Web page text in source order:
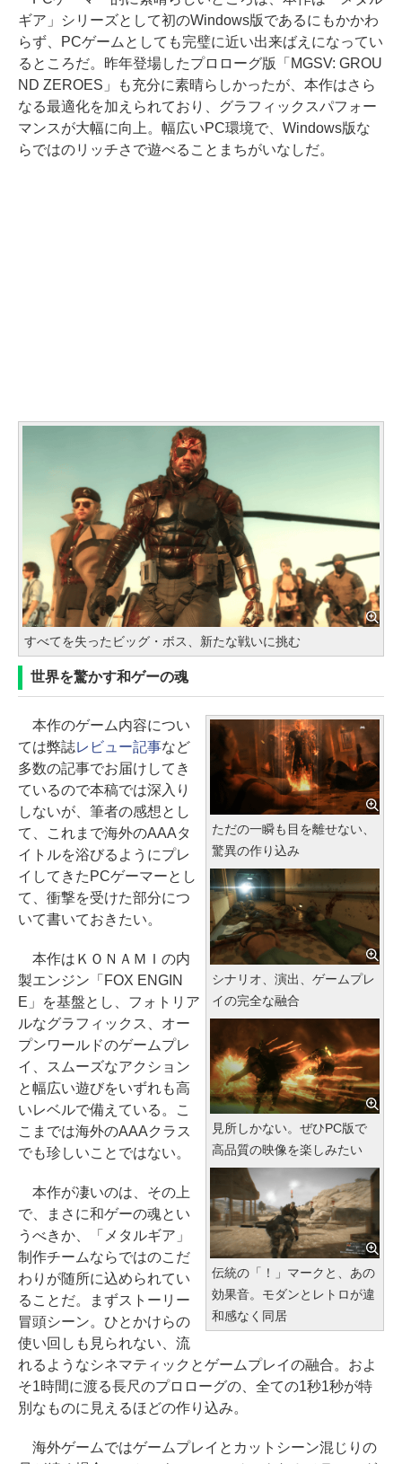
ギア」シリーズとして初のWindows版であるにもかかわ
らず、PCゲームとしても完璧に近い出来ばえになってい
るところだ。昨年登場したプロローグ版「MGSV: GROU
ND ZEROES」も充分に素晴らしかったが、本作はさら
なる最適化を加えられており、グラフィックスパフォー
マンスが大幅に向上。幅広いPC環境で、Windows版な
らではのリッチさで遊べることまちがいなしだ。
すべてを失ったビッグ・ボス、新たな戦いに挑む
世界を驚かす和ゲーの魂
ただの一瞬も目を離せない、
驚異の作り込み
シナリオ、演出、ゲームプレ
イの完全な融合
見所しかない。ぜひPC版で
高品質の映像を楽しみたい
伝統の「！」マークと、あの
効果音。モダンとレトロが違
和感なく同居
本作のゲーム内容につい
ては弊誌レビュー記事など
多数の記事でお届けしてき
ているので本稿では深入り
しないが、筆者の感想とし
て、これまで海外のAAAタ
イトルを浴びるようにプレ
イしてきたPCゲーマーとし
て、衝撃を受けた部分につ
いて書いておきたい。
本作はＫＯＮＡＭＩの内
製エンジン「FOX ENGIN
E」を基盤とし、フォトリア
ルなグラフィックス、オー
プンワールドのゲームプレ
イ、スムーズなアクション
と幅広い遊びをいずれも高
いレベルで備えている。こ
こまでは海外のAAAクラス
でも珍しいことではない。
本作が凄いのは、その上
で、まさに和ゲーの魂とい
うべきか、「メタルギア」
制作チームならではのこだ
わりが随所に込められてい
ることだ。まずストーリー
冒頭シーン。ひとかけらの
使い回しも見られない、流
れるようなシネマティックとゲームプレイの融合。およ
そ1時間に渡る長尺のプロローグの、全ての1秒1秒が特
別なものに見えるほどの作り込み。
海外ゲームではゲームプレイとカットシーン混じりの